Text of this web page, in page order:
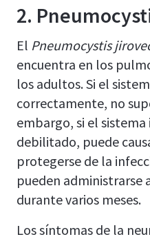
2.
El Pneumocystis
encuentra en los
los adultos. Si el
correctamente, no
embargo, si el
debilitado, puede
protegerse de la
pueden administrarse
durante varios meses.
Los síntomas de la